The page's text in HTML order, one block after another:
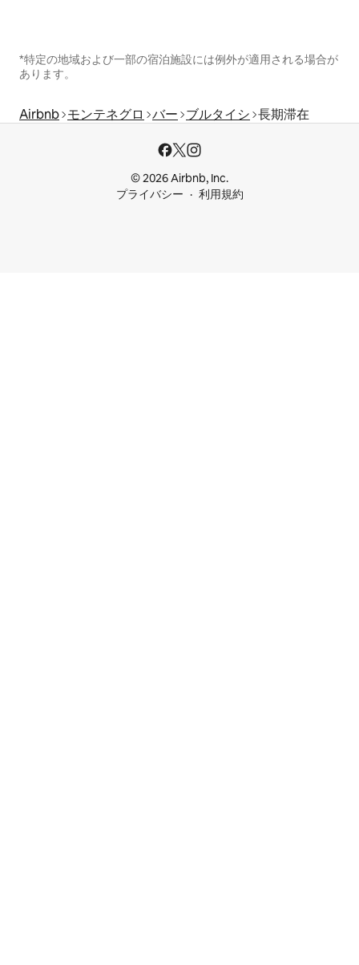
*特定の地域および一部の宿泊施設には例外が適用される場合が
あります。
Airbnb モンテネグロ バー ブルタイシ 長期滞在
© 2026 Airbnb, Inc.
プライバシー
利用規約